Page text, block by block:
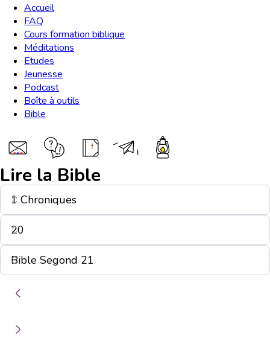
Accueil
FAQ
Cours formation biblique
Méditations
Etudes
Jeunesse
Podcast
Boîte à outils
Bible
Lire la Bible